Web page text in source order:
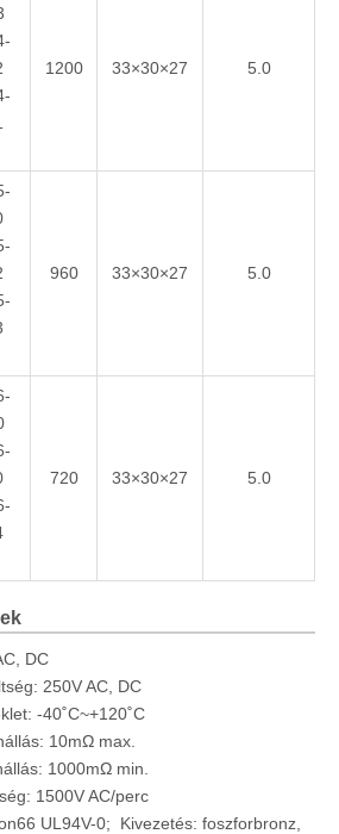
1200 33×30×27 5.0
960 33×30×27 5.0
720 33×30×27 5.0
DC
250V AC, DC
-40˚C~+120˚C
10mΩ max.
1000mΩ min.
1500V AC/perc
UL94V-0; Kivezetés: foszforbronz,